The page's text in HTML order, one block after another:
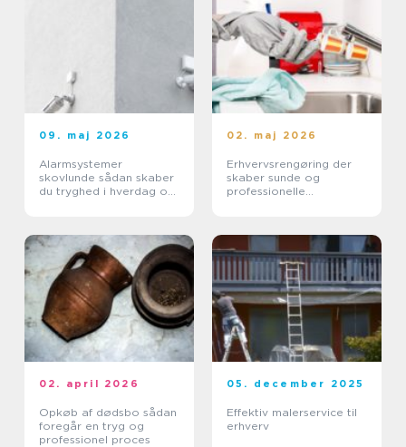
09. maj 2026
Alarmsystemer
skovlunde sådan skaber
du tryghed i hverdag og
02. maj 2026
Erhvervsrengøring der
skaber sunde og
professionelle
02. april 2026
Opkøb af dødsbo sådan
foregår en tryg og
professionel proces
05. december 2025
Effektiv malerservice til
erhverv